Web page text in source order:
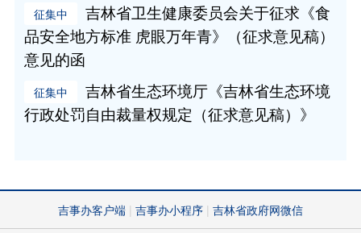
吉林省卫生健康委员会关于征求《食
品安全地方标准 虎眼万年青》（征求意见稿）
意见的函
吉林省生态环境厅《吉林省生态环境
行政处罚自由裁量权规定（征求意见稿）》
吉事办客户端 吉事办小程序 吉林省政府网微信